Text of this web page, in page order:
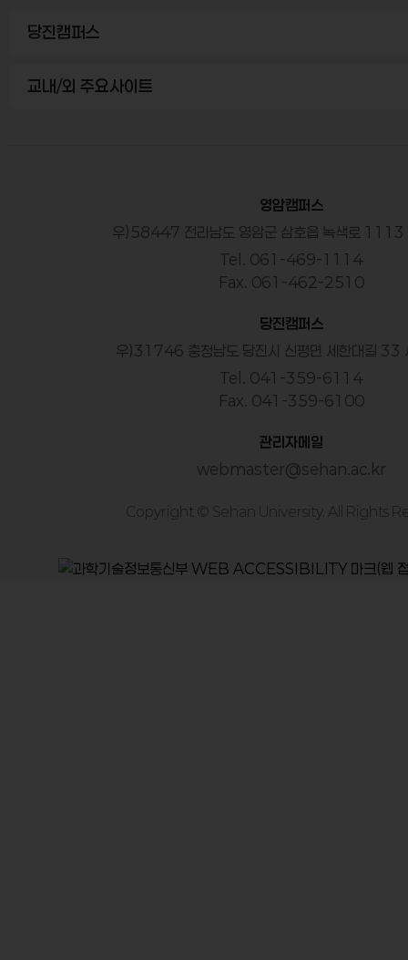
당진캠퍼스
교내/외 주요사이트
영암캠퍼스
우)58447 전라남도 영암군 삼호읍 녹색로 1113
Tel. 061-469-1114
Fax. 061-462-2510
당진캠퍼스
우)31746 충청남도 당진시 신평면 세한대길 33
Tel. 041-359-6114
Fax. 041-359-6100
관리자메일
webmaster@sehan.ac.kr
Copyright © Sehan University. All Rights